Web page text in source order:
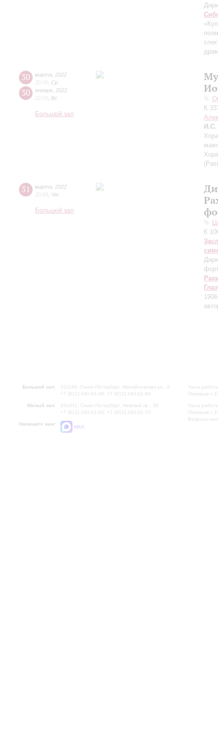
30 марта
2022
20:00 Ср
30 января 2022
22:00 Вс
Большой зал
К
И.С.
31 марта
2022
20:00 Чт
Большой зал
К
Большой зал:
191186, Санкт-Петербург, Михайловская ул., 2
+7 (812) 240-01-00, +7 (812) 240-01-80
Малый зал:
191011, Санкт-Петербург, Невский пр., 30
+7 (812) 240-01-00, +7 (812) 240-01-70
Напишите нам:
MAX
Часы
Перерыв с
Часы
Перерыв с
Вопросы